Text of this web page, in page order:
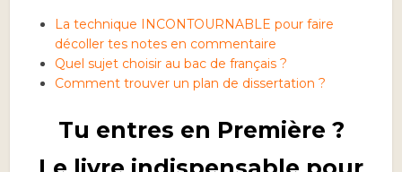
La technique INCONTOURNABLE pour faire
décoller tes notes en commentaire
Quel sujet choisir au bac de français ?
Comment trouver un plan de dissertation ?
Tu entres en Première ?